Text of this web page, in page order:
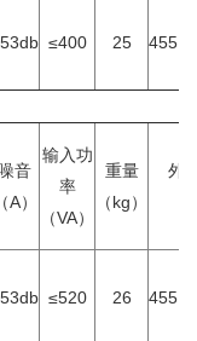
≤400 25
音
（A）
输入功
率
（VA）
重量
（kg）
外
≤520 26